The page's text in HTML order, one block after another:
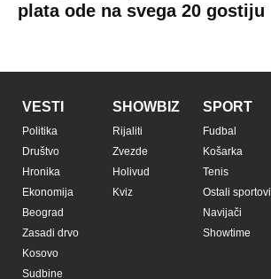
plata ode na svega 20 gostiju
VESTI
Politika
Društvo
Hronika
Ekonomija
Beograd
Zasadi drvo
Kosovo
Sudbine
SHOWBIZ
Rijaliti
Zvezde
Holivud
Kviz
SPORT
Fudbal
Košarka
Tenis
Ostali sportovi
Navijači
Showtime